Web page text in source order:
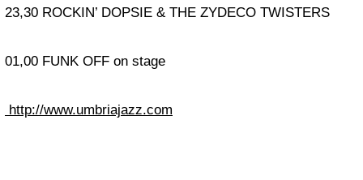
23,30 ROCKIN’ DOPSIE & THE ZYDECO TWISTERS
01,00 FUNK OFF on stage
http://www.umbriajazz.com